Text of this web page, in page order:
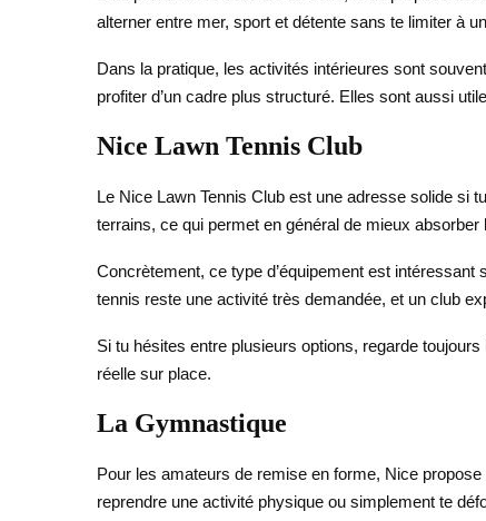
alterner entre mer, sport et détente sans te limiter à
Dans la pratique, les activités intérieures sont
profiter d’un cadre plus structuré. Elles sont aussi
Nice Lawn Tennis Club
Le Nice Lawn Tennis Club est une adresse solide si
terrains, ce qui permet en général de mieux absorber
Concrètement, ce type d’équipement est
tennis reste une activité très demandée, et un club
Si tu hésites entre plusieurs options, regarde
réelle sur place.
La Gymnastique
Pour les amateurs de remise en forme, Nice
reprendre une activité physique ou simplement te